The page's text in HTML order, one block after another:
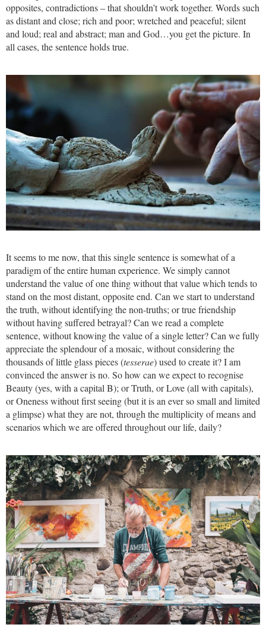
opposites, contradictions – that shouldn’t work together. Words such
as distant and close; rich and poor; wretched and peaceful; silent
and loud; real and abstract; man and God…you get the picture. In
all cases, the sentence holds true.
It seems to me now, that this single sentence is somewhat of a
paradigm of the entire human experience. We simply cannot
understand the value of one thing without that value which tends to
stand on the most distant, opposite end. Can we start to understand
the truth, without identifying the non-truths; or true friendship
without having suffered betrayal? Can we read a complete
sentence, without knowing the value of a single letter? Can we fully
appreciate the splendour of a mosaic, without considering the
thousands of little glass pieces (tesserae) used to create it? I am
convinced the answer is no. So how can we expect to recognise
Beauty (yes, with a capital B); or Truth, or Love (all with capitals),
or Oneness without first seeing (but it is an ever so small and limited
a glimpse) what they are not, through the multiplicity of means and
scenarios which we are offered throughout our life, daily?